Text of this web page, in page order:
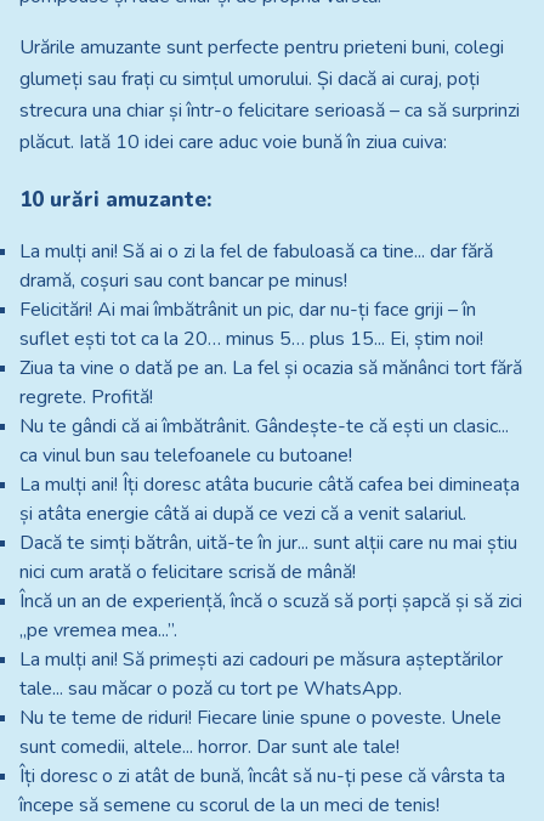
Urările amuzante sunt perfecte pentru prieteni buni, colegi
glumeți sau frați cu simțul umorului. Și dacă ai curaj, poți
strecura una chiar și într-o felicitare serioasă – ca să surprinzi
plăcut. Iată 10 idei care aduc voie bună în ziua cuiva:
10 urări amuzante:
La mulți ani! Să ai o zi la fel de fabuloasă ca tine... dar fără
dramă, coșuri sau cont bancar pe minus!
Felicitări! Ai mai îmbătrânit un pic, dar nu-ți face griji – în
suflet ești tot ca la 20… minus 5… plus 15... Ei, știm noi!
Ziua ta vine o dată pe an. La fel și ocazia să mănânci tort fără
regrete. Profită!
Nu te gândi că ai îmbătrânit. Gândește-te că ești un clasic...
ca vinul bun sau telefoanele cu butoane!
La mulți ani! Îți doresc atâta bucurie câtă cafea bei dimineața
și atâta energie câtă ai după ce vezi că a venit salariul.
Dacă te simți bătrân, uită-te în jur... sunt alții care nu mai știu
nici cum arată o felicitare scrisă de mână!
Încă un an de experiență, încă o scuză să porți șapcă și să zici
„pe vremea mea...”.
La mulți ani! Să primești azi cadouri pe măsura așteptărilor
tale... sau măcar o poză cu tort pe WhatsApp.
Nu te teme de riduri! Fiecare linie spune o poveste. Unele
sunt comedii, altele... horror. Dar sunt ale tale!
Îți doresc o zi atât de bună, încât să nu-ți pese că vârsta ta
începe să semene cu scorul de la un meci de tenis!